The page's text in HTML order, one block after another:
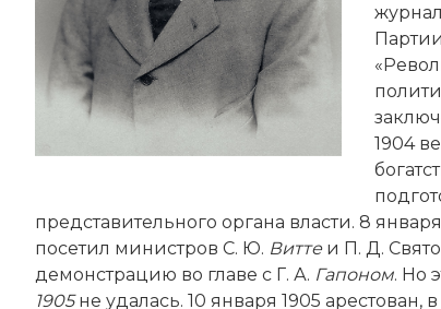
1904
представительного органа власти. 8
посетил министров С. Ю. Виттеи П. Д.
демонстрацию во главе с Г. А. Гапоном. Но
1905не удалась. 10 января 1905